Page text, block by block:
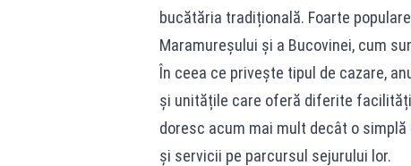
bucătăria tradițională. Foarte
Maramureșului și a Bucovinei, cum
În ceea ce privește tipul de cazare,
și unitățile care oferă diferite
doresc acum mai mult decât o
și servicii pe parcursul sejurului lor.